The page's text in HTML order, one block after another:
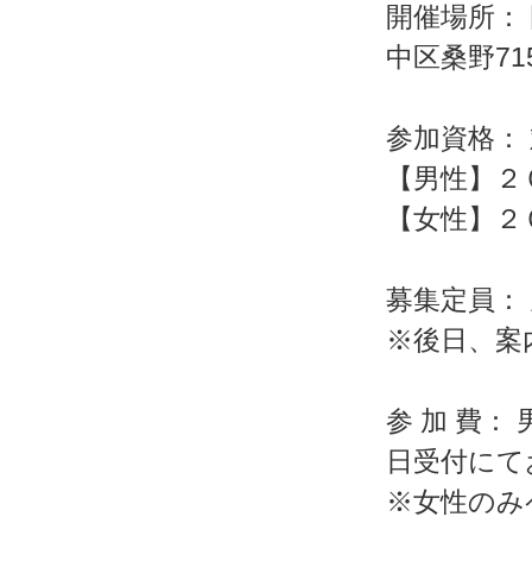
開催場所
中区桑野
参加資格
【男性】
【女性】
募集定員：
※後日、案
参 加 費：
日受付に
※女性のみ